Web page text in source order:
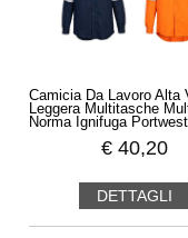
Camicia Da Lavoro Alta
Leggera Multitasche
Norma Ignifuga
€ 40,20
DETTAGLI